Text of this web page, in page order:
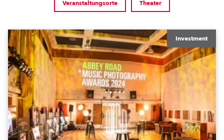
Veranstaltungsorte Theater
Investment